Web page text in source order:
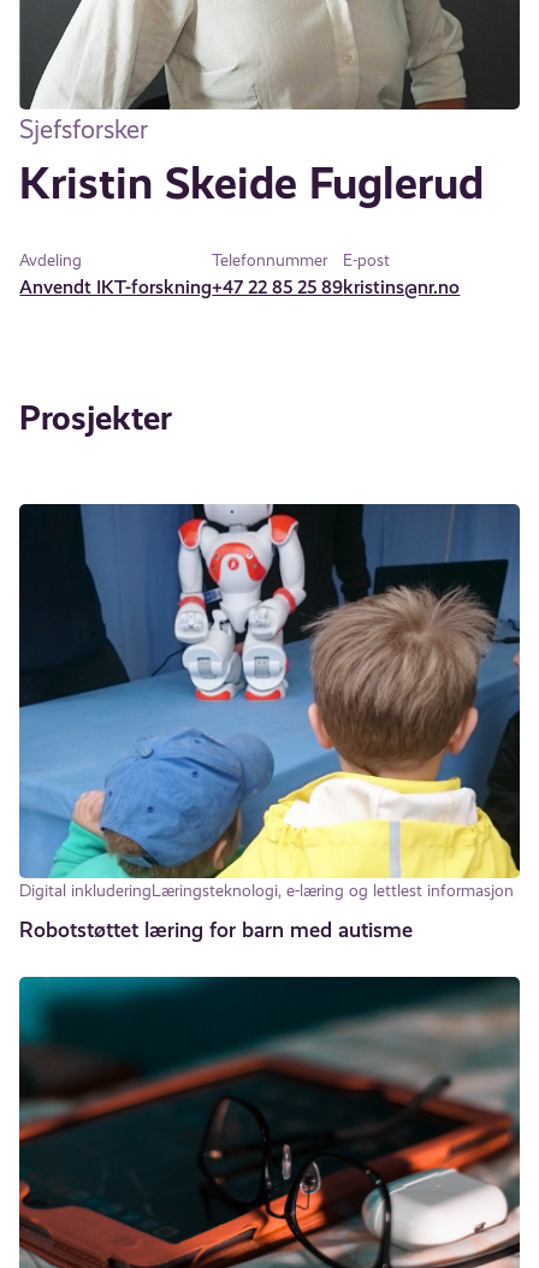
Sjefsforsker
Kristin Skeide Fuglerud
Avdeling
Anvendt IKT-forskning
Telefonnummer
+47 22 85 25 89
E-post
kristins@nr.no
Prosjekter
Digital inkluderingLæringsteknologi, e-læring og lettlest informasjon
Robotstøttet læring for barn med autisme